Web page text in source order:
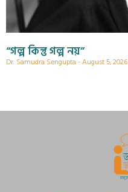
“গল্প কিন্তু গল্প নয়”
Dr. Samudra Sengupta August 5, 2026